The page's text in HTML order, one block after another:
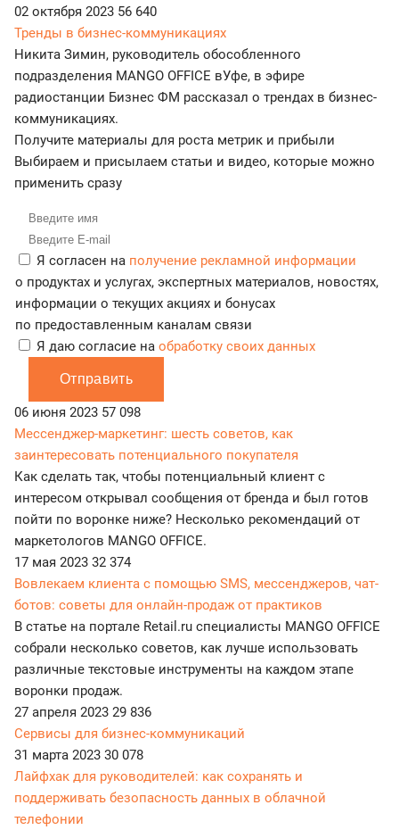
02 октября 2023 56 640
Тренды в бизнес-коммуникациях
Никита Зимин, руководитель обособленного
подразделения MANGO OFFICE вУфе, в эфире
радиостанции Бизнес ФМ рассказал о трендах в бизнес-
коммуникациях.
Получите материалы для роста метрик и прибыли
Выбираем и присылаем статьи и видео, которые можно
применить сразу
Я согласен на получение рекламной информации
о продуктах и услугах, экспертных материалов, новостях,
информации о текущих акциях и бонусах
по предоставленным каналам связи
Я даю согласие на обработку своих данных
Отправить
06 июня 2023 57 098
Мессенджер-маркетинг: шесть советов, как
заинтересовать потенциального покупателя
Как сделать так, чтобы потенциальный клиент с
интересом открывал сообщения от бренда и был готов
пойти по воронке ниже? Несколько рекомендаций от
маркетологов MANGO OFFICE.
17 мая 2023 32 374
Вовлекаем клиента с помощью SMS, мессенджеров, чат-
ботов: советы для онлайн-продаж от практиков
В статье на портале Retail.ru специалисты MANGO OFFICE
собрали несколько советов, как лучше использовать
различные текстовые инструменты на каждом этапе
воронки продаж.
27 апреля 2023 29 836
Сервисы для бизнес-коммуникаций
31 марта 2023 30 078
Лайфхак для руководителей: как сохранять и
поддерживать безопасность данных в облачной
телефонии